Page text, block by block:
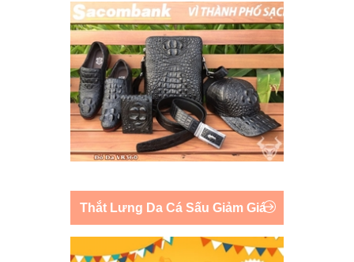
Thắt Lưng Da Cá Sấu Giảm Giá